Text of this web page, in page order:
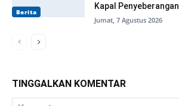
Berita
Kapal Penyeberangan
Jumat, 7 Agustus 2026
TINGGALKAN KOMENTAR